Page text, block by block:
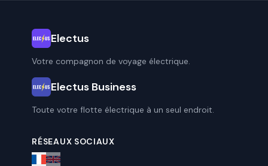
Electus
Votre compagnon de voyage électrique.
Electus Business
Toute votre flotte électrique à un seul endroit.
RÉSEAUX SOCIAUX